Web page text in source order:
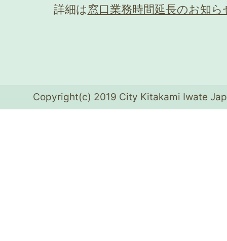
詳細は窓口業務時間延長のお知ら
Copyright(c) 2019 City Kitakami Iwate